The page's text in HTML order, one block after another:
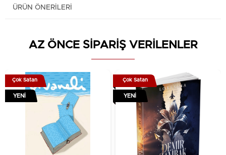
edilmez. Uzun süre aynı kalitede
ÜRÜN ÖNERILERI
AZ ÖNCE SİPARİŞ VERİLENLER
Çok Satan
YENI
Çok Satan
YENI